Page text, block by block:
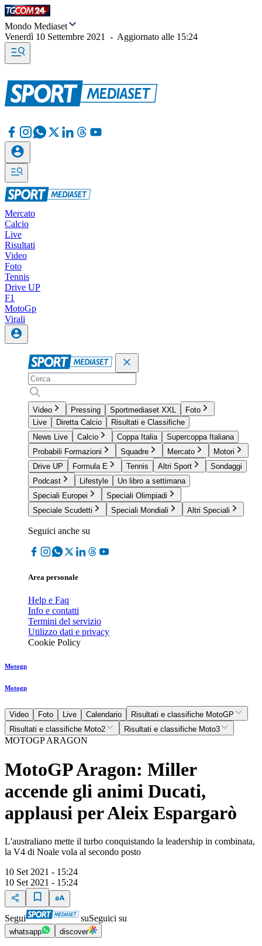
Mondo Mediaset
Venerdì 10 Settembre 2021
- Aggiornato alle 15:24
Mercato
Calcio
Live
Risultati
Video
Foto
Tennis
Drive UP
F1
MotoGp
Virali
Video Pressing Sportmediaset XXL
Foto
Live
Diretta Calcio
Risultati e Classifiche
News Live
Calcio Coppa Italia
Supercoppa Italiana
Probabili Formazioni
Squadre Mercato
Motori
Drive UP
Formula E Tennis Altri Sport
Sondaggi
Podcast
Lifestyle
Un libro a settimana
Speciali Europei
Speciali Olimpiadi
Speciale Scudetti
Speciali Mondiali Altri Speciali
Seguici anche su
Area personale
Help e Faq
Info e contatti
Termini del servizio
Utilizzo dati e privacy
Cookie Policy
Motogp
Motogp
Video Foto Live Calendario
Risultati e classifiche MotoGP
Risultati e classifiche Moto2
Risultati e classifiche Moto3
MOTOGP ARAGON
MotoGP Aragon: Miller
accende gli animi Ducati,
applausi per Aleix Espargarò
L'australiano mette il turbo conquistando la leadership in combinata,
la V4 di Noale vola al secondo posto
10 Set 2021 - 15:24
10 Set 2021 - 15:24
Segui suSeguici su
whatsapp discover